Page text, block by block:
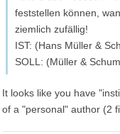
feststellen können,
ziemlich zufällig!
IST: (Hans Müller &
SOLL: (Müller &
It looks like you have
of a "personal" author (2